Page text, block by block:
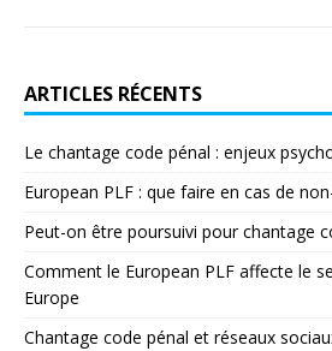
ARTICLES RÉCENTS
Le chantage code pénal : enjeux
European PLF : que faire en cas de
Peut-on être poursuivi pour chantage
Comment le European PLF affecte le
Europe
Chantage code pénal et réseaux